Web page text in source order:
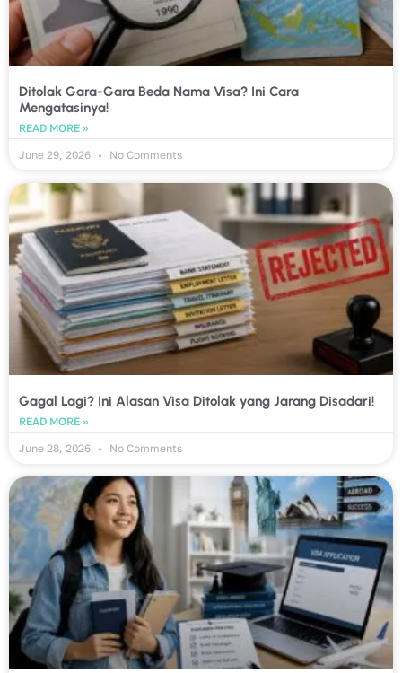
Ditolak Gara-Gara Beda Nama Visa? Ini Cara
Mengatasinya!
READ MORE »
June 29, 2026
No Comments
Gagal Lagi? Ini Alasan Visa Ditolak yang Jarang Disadari!
READ MORE »
June 28, 2026
No Comments